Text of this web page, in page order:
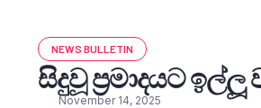
NEWS BULLETIN
සිදුවූ ප්‍රමාදයට
November 14, 2025